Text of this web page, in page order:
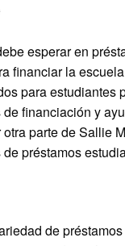
esperar en
financiar la
para estudiantes
financiación y
parte de Sallie
préstamos
de